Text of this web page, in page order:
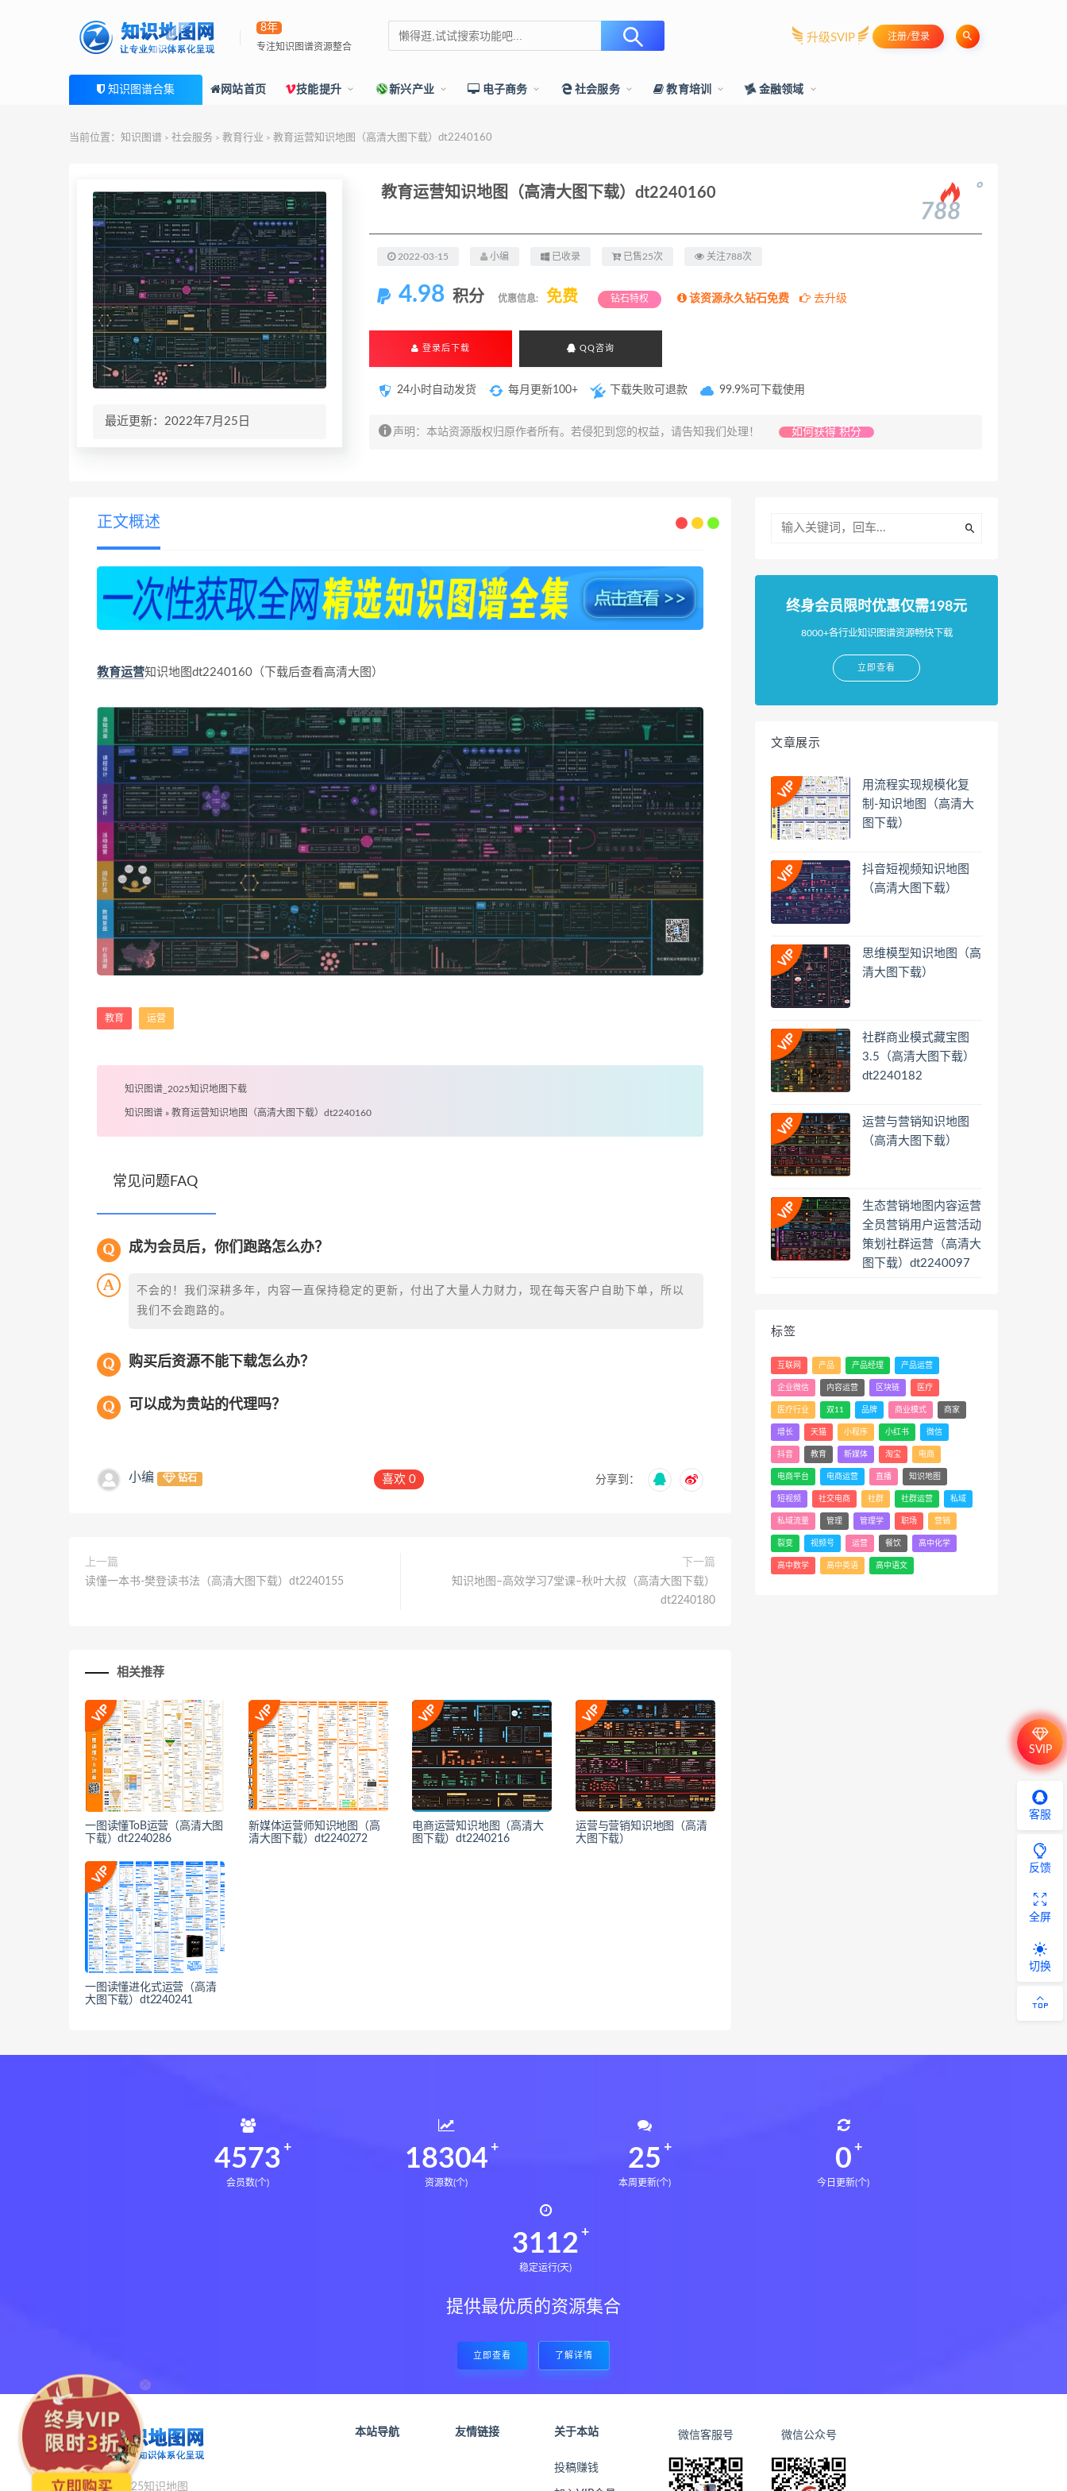
8年
专注知识图谱资源整合
升级SVIP 注册/登录
知识图谱合集 网站首页 技能提升 新兴产业 电子商务 社会服务 教育培训 金融领域
当前位置： 知识图谱 > 社会服务 > 教育行业 > 教育运营知识地图（高清大图下载）dt2240160
最近更新：2022年7月25日
教育运营知识地图（高清大图下载）dt2240160
788
。
2022-03-15 小编 已收录 已售25次 关注788次
4.98 积分 优惠信息: 免费 钻石特权 该资源永久钻石免费 去升级
登录后下载 QQ咨询
24小时自动发货 每月更新100+ 下载失败可退款 99.9%可下载使用
声明：本站资源版权归原作者所有。若侵犯到您的权益，请告知我们处理！ 如何获得 积分
正文概述
教育运营知识地图dt2240160（下载后查看高清大图）
教育 运营
知识图谱_2025知识地图下载
知识图谱 » 教育运营知识地图（高清大图下载）dt2240160
常见问题FAQ
成为会员后，你们跑路怎么办？
不会的！我们深耕多年，内容一直保持稳定的更新，付出了大量人力财力，现在每天客户自助下单，所以
我们不会跑路的。
购买后资源不能下载怎么办？
可以成为贵站的代理吗？
小编 钻石 喜欢0 分享到：
上一篇
读懂一本书-樊登读书法（高清大图下载）dt2240155
下一篇
知识地图–高效学习7堂课–秋叶大叔（高清大图下载）
dt2240180
相关推荐
一图读懂ToB运营（高清大图
下载）dt2240286
新媒体运营师知识地图（高
清大图下载）dt2240272
电商运营知识地图（高清大
图下载）dt2240216
运营与营销知识地图（高清
大图下载）
一图读懂进化式运营（高清
大图下载）dt2240241
终身会员限时优惠仅需198元
8000+各行业知识图谱资源畅快下载
立即查看
文章展示
用流程实现规模化复
制-知识地图（高清大
图下载）
抖音短视频知识地图
（高清大图下载）
思维模型知识地图（高
清大图下载）
社群商业模式藏宝图
3.5（高清大图下载）
dt2240182
运营与营销知识地图
（高清大图下载）
生态营销地图内容运营
全员营销用户运营活动
策划社群运营（高清大
图下载）dt2240097
标签
互联网 产品 产品经理 产品运营
企业微信 内容运营 区块链 医疗
医疗行业 双11 品牌 商业模式 商家
增长 天猫 小程序 小红书 微信
抖音 教育 新媒体 淘宝 电商
电商平台 电商运营 直播 知识地图
短视频 社交电商 社群 社群运营 私域
私域流量 管理 管理学 职场 营销
裂变 视频号 运营 餐饮 高中化学
高中数学 高中英语 高中语文
4607
会员数(个)
18442
资源数(个)
25
本周更新(个)
0
今日更新(个)
3135
稳定运行(天)
提供最优质的资源集合
立即查看 了解详情
知识图谱_2025知识地图
本站导航 友情链接 关于本站
投稿赚钱
微信客服号 微信公众号
SVIP
客服
反馈
全屏
切换
×